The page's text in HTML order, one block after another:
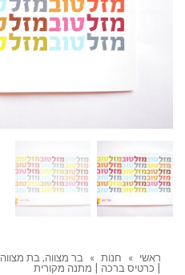
ראשי » חנות » בר מצווה, בת מצווה
| כרטיס ברכה | מתנה מקורית